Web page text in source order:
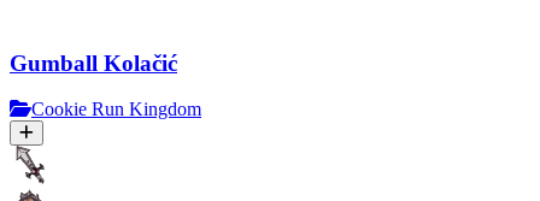
Gumball Kolačić
Cookie Run Kingdom